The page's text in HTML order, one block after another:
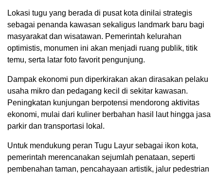
Lokasi tugu yang berada di pusat kota dinilai strategis
sebagai penanda kawasan sekaligus landmark baru bagi
masyarakat dan wisatawan. Pemerintah kelurahan
optimistis, monumen ini akan menjadi ruang publik, titik
temu, serta latar foto favorit pengunjung.
Dampak ekonomi pun diperkirakan akan dirasakan pelaku
usaha mikro dan pedagang kecil di sekitar kawasan.
Peningkatan kunjungan berpotensi mendorong aktivitas
ekonomi, mulai dari kuliner berbahan hasil laut hingga jasa
parkir dan transportasi lokal.
Untuk mendukung peran Tugu Layur sebagai ikon kota,
pemerintah merencanakan sejumlah penataan, seperti
pembenahan taman, pencahayaan artistik, jalur pedestrian